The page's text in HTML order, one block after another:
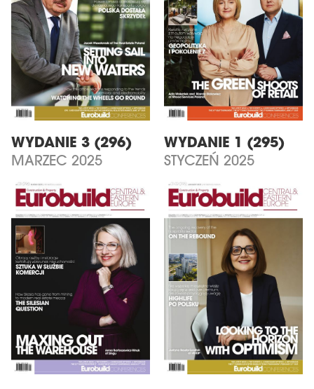
WYDANIE 3 (296)
MARZEC 2025
WYDANIE 1 (295)
STYCZEŃ 2025